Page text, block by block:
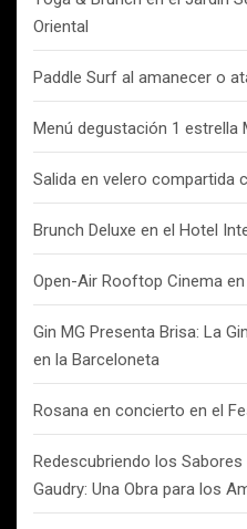
Oriental
Paddle Surf al amanecer o
Menú degustación 1 estrella
Salida en velero compartida
Brunch Deluxe en el Hotel
Open-Air Rooftop Cinema
Gin MG Presenta Brisa: La
en la Barceloneta
Rosana en concierto en el
Redescubriendo los
Gaudry: Una Obra para los